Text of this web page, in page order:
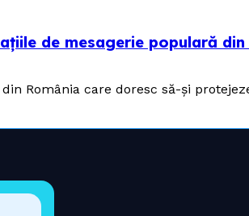
de mesagerie populară
România care doresc să-și